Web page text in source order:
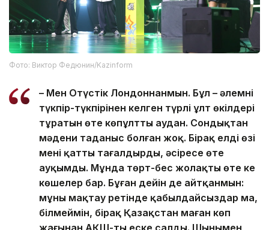
Фото: Виктор Федюнин/Kazinform
– Мен Оңтүстік Лондоннанмын. Бұл – әлемнің
түкпір-түкпірінен келген түрлі ұлт өкілдері
тұратын өте көпұлтты аудан. Сондықтан
мәдени таңданыс болған жоқ. Бірақ елдің өзі
мені қатты таңғалдырды, әсіресе өте
ауқымды. Мұнда төрт-бес жолақты өте кең
көшелер бар. Бұған дейін де айтқанмын:
мұны мақтау ретінде қабылдайсыздар ма,
білмеймін, бірақ Қазақстан маған көп
жағынан АҚШ-ты еске салды. Шынымен